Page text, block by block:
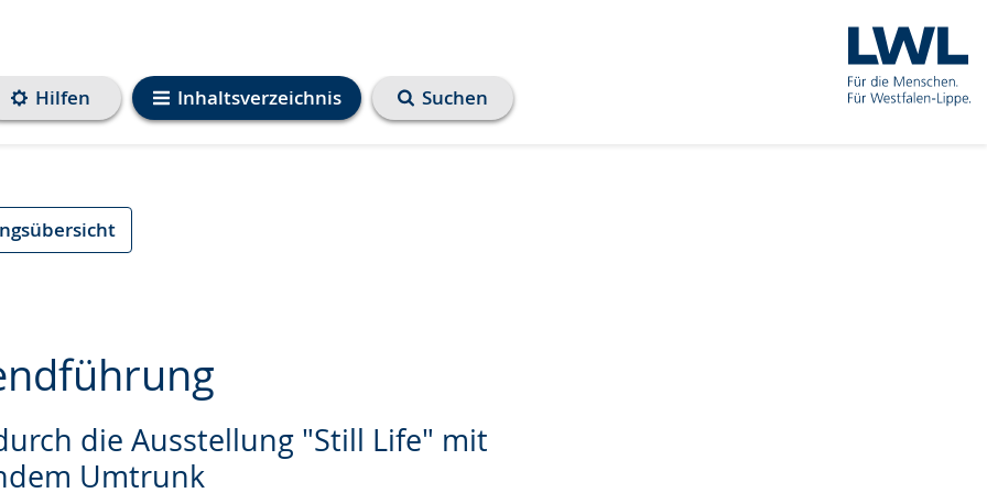
Inhaltsverzeichnis
Hilfen Suchen
die Ausstellung "Still Life" mit
Umtrunk